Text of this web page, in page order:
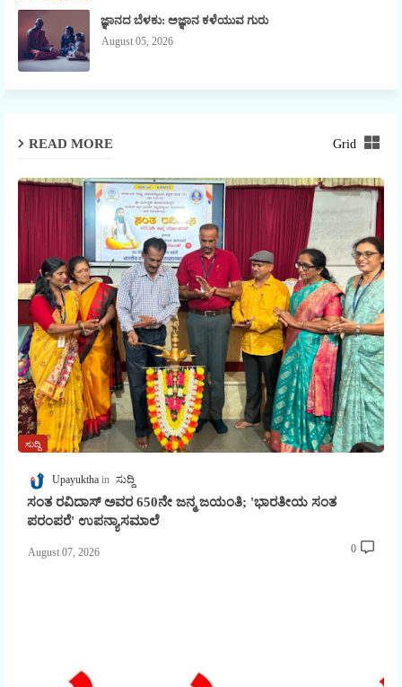
ಜ್ಞಾನದ ಬೆಳಕು: ಅಜ್ಞಾನ ಕಳೆಯುವ ಗುರು
August 05, 2026
READ MORE Grid
ಸುದ್ದಿ
Upayuktha ಸುದ್ದಿ
ಸಂತ ರವಿದಾಸ್ ಅವರ 650ನೇ ಜನ್ಮ ಜಯಂತಿ; 'ಭಾರತೀಯ ಸಂತ
ಪರಂಪರೆ' ಉಪನ್ಯಾಸಮಾಲೆ
August 07, 2026 0